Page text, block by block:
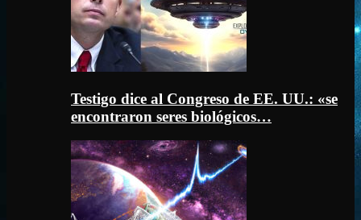
Testigo dice al Congreso de EE. UU.: «se
encontraron seres biológicos…